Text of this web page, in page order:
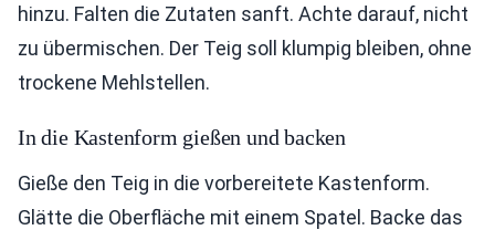
hinzu. Falten die Zutaten sanft. Achte darauf, nicht
zu übermischen. Der Teig soll klumpig bleiben, ohne
trockene Mehlstellen.
In die Kastenform gießen und backen
Gieße den Teig in die vorbereitete Kastenform.
Glätte die Oberfläche mit einem Spatel. Backe das